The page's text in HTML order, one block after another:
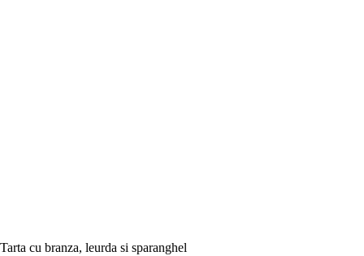
Tarta cu branza, leurda si sparanghel